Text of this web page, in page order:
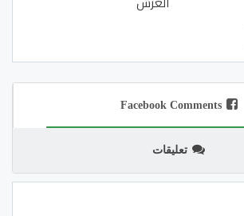
Facebook Comments
تعليقات